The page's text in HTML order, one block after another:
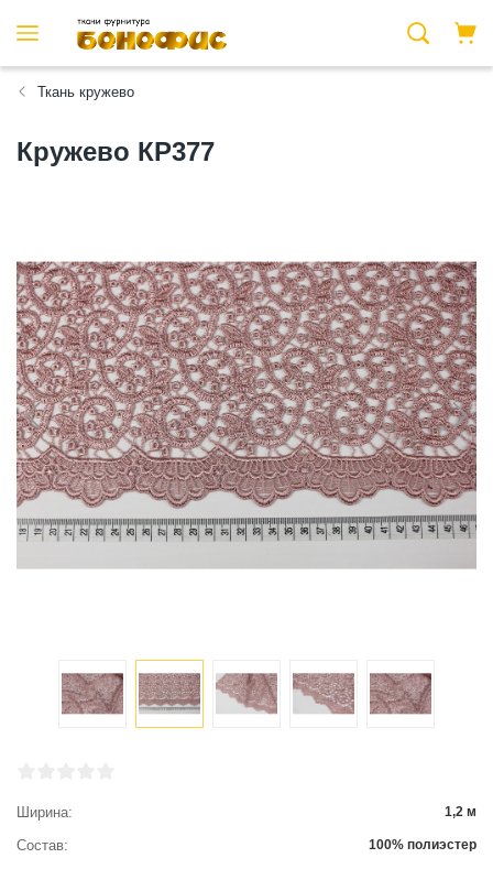
Ткань кружево
Кружево КР377
Ширина 1,2 м
Состав 100% полиэстер